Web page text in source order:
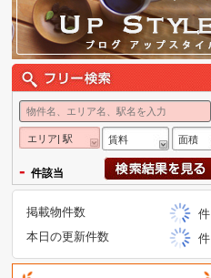
エリア| 駅 賃料 面積
- 件該当
掲載物件数
件
本日の更新件数
件